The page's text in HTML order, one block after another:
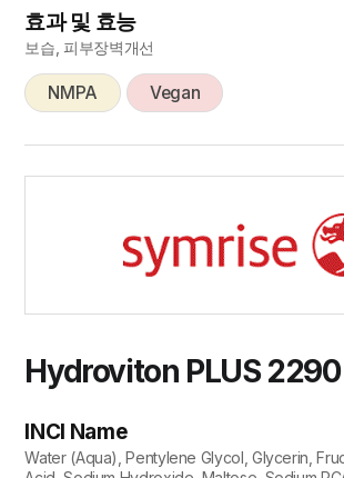
효과 및 효능
보습, 피부장벽개선
NMPA Vegan
Hydroviton PLUS 2290
INCI Name
Water (Aqua), Pentylene Glycol, Glycerin,